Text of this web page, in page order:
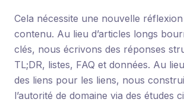
Cela nécessite une nouvelle
contenu. Au lieu d’articles longs
clés, nous écrivons des réponses
TL;DR, listes, FAQ et données. Au
des liens pour les liens, nous
l’autorité de domaine via des études